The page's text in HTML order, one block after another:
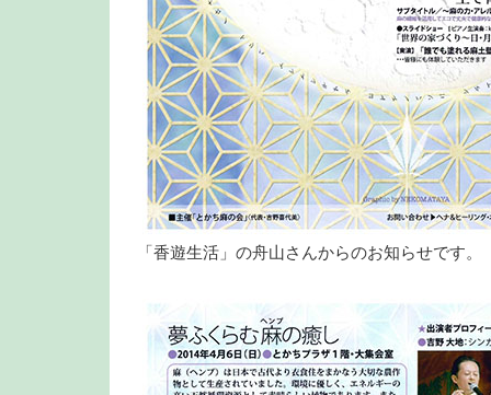
「香遊生活」の舟山さんからのお知らせです。